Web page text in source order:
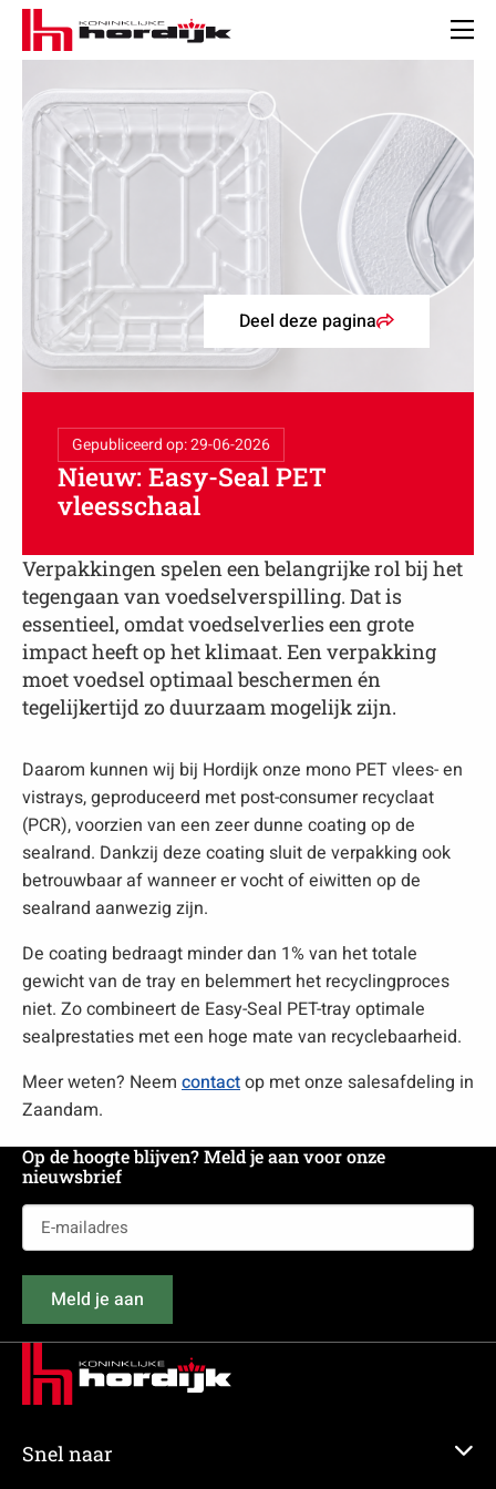
Koninklijke
Hordijk
Nieuw: Easy-Seal PET
vleesschaal
Gepubliceerd op: 29-06-2026
Deel deze pagina
Verpakkingen spelen een belangrijke rol bij het
tegengaan van voedselverspilling. Dat is
essentieel, omdat voedselverlies een grote
impact heeft op het klimaat. Een verpakking
moet voedsel optimaal beschermen én
tegelijkertijd zo duurzaam mogelijk zijn.
Daarom kunnen wij bij Hordijk onze mono PET vlees- en
vistrays, geproduceerd met post-consumer recyclaat
(PCR), voorzien van een zeer dunne coating op de
sealrand. Dankzij deze coating sluit de verpakking ook
betrouwbaar af wanneer er vocht of eiwitten op de
sealrand aanwezig zijn.
De coating bedraagt minder dan 1% van het totale
gewicht van de tray en belemmert het recyclingproces
niet. Zo combineert de Easy-Seal PET-tray optimale
sealprestaties met een hoge mate van recyclebaarheid.
Meer weten? Neem contactop met onze salesafdeling in
Zaandam.
Op de hoogte blijven? Meld je aan voor onze
nieuwsbrief
mailadres
(Vereist)
Meld je aan
Snel naar